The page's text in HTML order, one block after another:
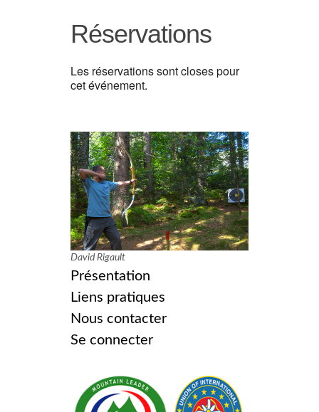
Réservations
Les réservations sont closes pour
cet événement.
David Rigault
Présentation
Liens pratiques
Nous contacter
Se connecter